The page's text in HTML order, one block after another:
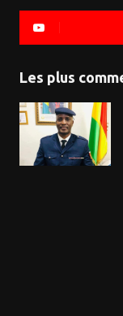
Les plus